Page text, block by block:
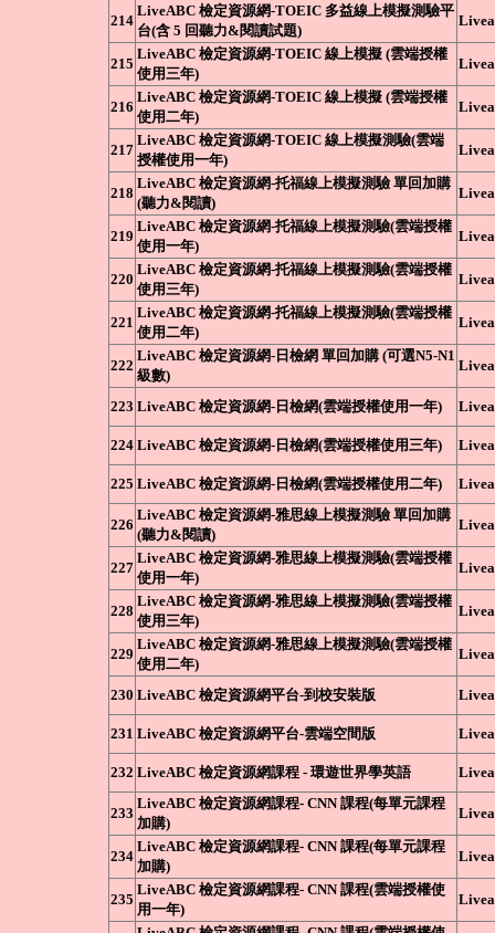
214
LiveABC 檢定資源網-TOEIC 多益線上模擬測驗平
台(含 5 回聽力&閱讀試題)
215
LiveABC 檢定資源網-TOEIC 線上模擬 (雲端授權
使用三年)
216
LiveABC 檢定資源網-TOEIC 線上模擬 (雲端授權
使用二年)
217
LiveABC 檢定資源網-TOEIC 線上模擬測驗(雲端
授權使用一年)
218
LiveABC 檢定資源網-托福線上模擬測驗 單回加購
(聽力&閱讀)
219
LiveABC 檢定資源網-托福線上模擬測驗(雲端授權
使用一年)
220
LiveABC 檢定資源網-托福線上模擬測驗(雲端授權
使用三年)
221
LiveABC 檢定資源網-托福線上模擬測驗(雲端授權
使用二年)
222
LiveABC 檢定資源網-日檢網 單回加購 (可選N5-N1
級數)
223 LiveABC 檢定資源網-日檢網(雲端授權使用一年)
224 LiveABC 檢定資源網-日檢網(雲端授權使用三年)
225 LiveABC 檢定資源網-日檢網(雲端授權使用二年)
226
LiveABC 檢定資源網-雅思線上模擬測驗 單回加購
(聽力&閱讀)
227
LiveABC 檢定資源網-雅思線上模擬測驗(雲端授權
使用一年)
228
LiveABC 檢定資源網-雅思線上模擬測驗(雲端授權
使用三年)
229
LiveABC 檢定資源網-雅思線上模擬測驗(雲端授權
使用二年)
230 LiveABC 檢定資源網平台-到校安裝版
231 LiveABC 檢定資源網平台-雲端空間版
232 LiveABC 檢定資源網課程 - 環遊世界學英語
233
LiveABC 檢定資源網課程- CNN 課程(每單元課程
加購)
234
LiveABC 檢定資源網課程- CNN 課程(每單元課程
加購)
235
LiveABC 檢定資源網課程- CNN 課程(雲端授權使
用一年)